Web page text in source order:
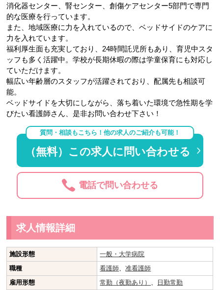
消化器センター、腎センター、創傷ケアセンター5部門で専門
的な医療を行っています。
また、地域医療に力を入れているので、ベッドサイドのケアに
力を入れています。
福利厚生面も充実しており、24時間託児所もあり、育児中スタ
ッフも多く活躍中。学校が長期休暇の際は学童保育にも対応し
ていただけます。
幅広い年齢層のスタッフが活躍されており、配属先も相談可
能。
ベッドサイドを大切にしながら、落ち着いた環境で急性期を学
びたい看護師さん、是非お問い合わせ下さい！
質問・相談もこちら！他の求人のご紹介も可能！
（無料）この求人に問い合わせる
電話で問い合わせる
求人情報詳細
施設形態
一般・大学病院
職種
看護師、准看護師
雇用形態
常勤（夜勤あり） 、
日勤常勤